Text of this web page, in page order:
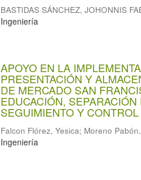
BASTIDAS SÁNCHEZ, JOHONNIS
Ingeniería
APOYO EN LA
PRESENTACIÓN Y
DE MERCADO SAN
EDUCACIÓN,
SEGUIMIENTO Y
Falcon Flórez, Yesica; Moreno
Ingeniería